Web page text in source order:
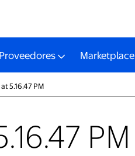
Proveedores Marketplace
5.16.47 PM
PM